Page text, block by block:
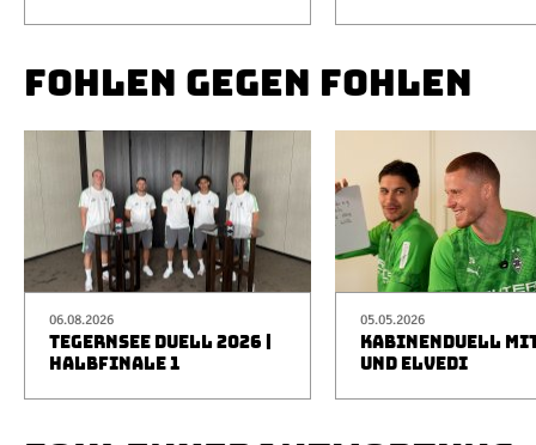
FOHLEN GEGEN FOHLEN
06.08.2026
TEGERNSEE DUELL 2026 |
HALBFINALE 1
05.05.2026
KABINENDUELL
UND ELVEDI